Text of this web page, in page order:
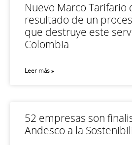
Nuevo Marco Tarifario
resultado de un
que destruye este
Colombia
Leer más »
52 empresas son
Andesco a la